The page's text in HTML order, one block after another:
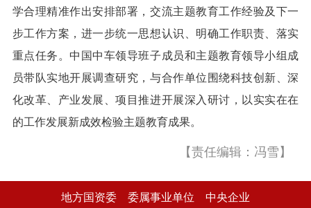
学合理精准作出安排部署，交流主题教育工作经验及下一
步工作方案，进一步统一思想认识、明确工作职责、落实
重点任务。中国中车领导班子成员和主题教育领导小组成
员带队实地开展调查研究，与合作单位围绕科技创新、深
化改革、产业发展、项目推进开展深入研讨，以实实在在
的工作发展新成效检验主题教育成果。
【责任编辑：冯雪】
地方国资委 委属事业单位 中央企业